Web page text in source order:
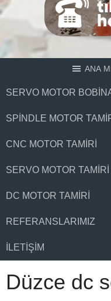
ANA
SERVO MOTOR
SPINDLE MOTOR
CNC MOTOR TAMIRI
SERVO MOTOR TAMIRI
DC MOTOR TAMIRI
REFERANSLARIMIZ
İLETIŞIM
Düzce dc